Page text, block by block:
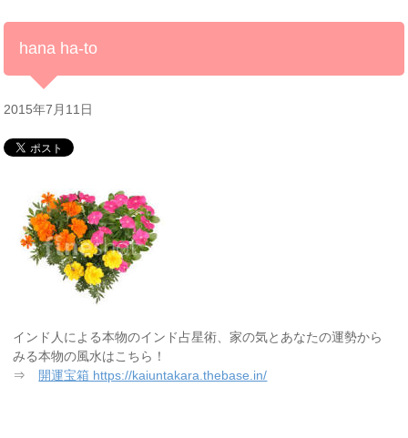
hana ha-to
2015年7月11日
インド人による本物のインド占星術、家の気とあなたの運勢から
みる本物の風水はこちら！
⇒ 開運宝箱 https://kaiuntakara.thebase.in/